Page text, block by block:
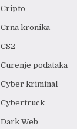
Cripto
Crna kronika
CS2
Curenje podataka
Cyber kriminal
Cybertruck
Dark Web